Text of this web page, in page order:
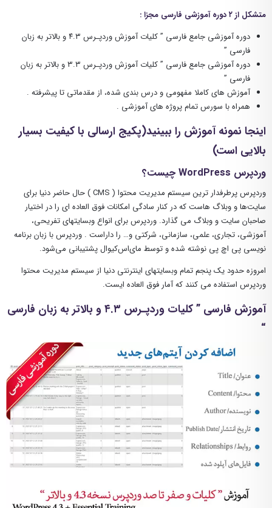
متشکل از ۲ دوره آموزشی فارسی مجزا :
دوره آموزشی جامع فارسی ” کلیات آموزش وردپـرس ۴.۳ و بالاتر به زبان
فارسی ”
دوره آموزشی جامع فارسی ” کلیات آموزش وردپـرس ۳.۳ و بالاتر به زبان
فارسی ”
آموزش های کاملا مفهومی و درس بندی شده، از مقدماتی تا پیشرفته .
همراه با سورس تمام پروژه های آموزشی .
اینجا نمونه آموزش را ببینید(پکیج ارسالی با کیفیت بسیار
بالایی است)
وردپرس WordPress چیست؟
وردپرس پرطرفدار ترین سیستم مدیریت محتوا ( CMS ) حال حاضر دنیا برای
سایت‌ها و وبلاگ هاست که در کنار سادگی امکانات فوق العاده ای را در اختیار
صاحبان سایت و وبلاگ می گذارد. وردپرس برای انواع وبسایتهای تفریحی،
آموزشی، تجاری، علمی، سازمانی، شرکتی و… را داراست . وردپرس با زبان برنامه
نویسی پی اچ پی نوشته شده و توسط مای‌اس‌کیوال پشتیبانی می‌شود.
امروزه حدود یک پنجم تمام وبسایتهای اینترنتی دنیا از سیستم مدیریت محتوا
وردپرس استفاده می کنند که آمار فوق العاده ایست.
آموزش فارسی ” کلیات وردپـرس ۴.۳ و بالاتر به زبان فارسی
“